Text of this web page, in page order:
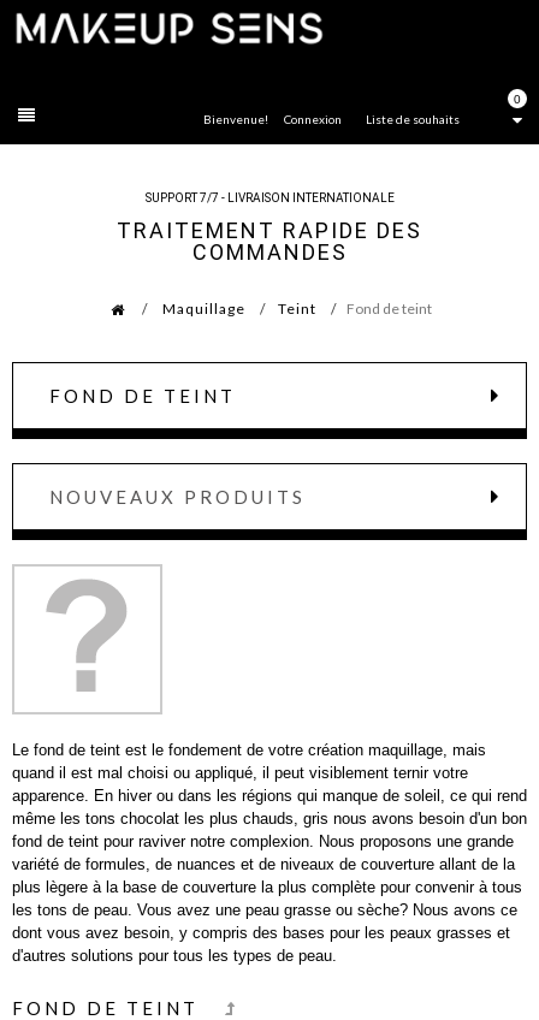
0
Liste de souhaits
Bienvenue! Connexion
SUPPORT 7/7 - LIVRAISON INTERNATIONALE
TRAITEMENT RAPIDE DES
COMMANDES
Maquillage Teint Fond de teint
FOND DE TEINT
NOUVEAUX PRODUITS
Le fond de teint est le fondement de votre création maquillage, mais
quand il est mal choisi ou appliqué, il peut visiblement ternir votre
apparence. En hiver ou dans les régions qui manque de soleil, ce qui rend
même les tons chocolat les plus chauds, gris nous avons besoin d'un bon
fond de teint pour raviver notre complexion. Nous proposons une grande
variété de formules, de nuances et de niveaux de couverture allant de la
plus lègere à la base de couverture la plus complète pour convenir à tous
les tons de peau. Vous avez une peau grasse ou sèche? Nous avons ce
dont vous avez besoin, y compris des bases pour les peaux grasses et
d'autres solutions pour tous les types de peau.
FOND DE TEINT